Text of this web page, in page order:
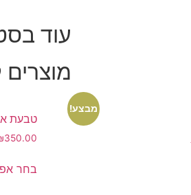
עוד
מוצרים
מבצע!
טבעת
350.00
בחר